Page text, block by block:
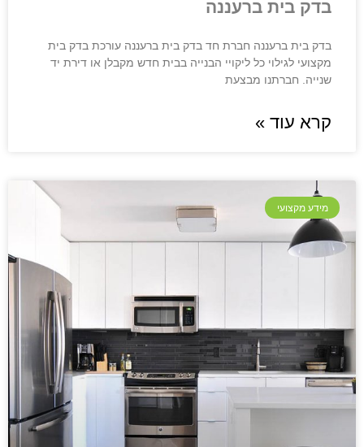
בדק בית ברעננה
בדק בית ברעננה חברת חד בדק בית ברעננה עורכת בדק בית
מקצועי לגילוי כל ליקויי הבנייה בבית חדש מקבלן או דירת יד
שנייה. חברתנו מבצעת
קרא עוד »
מידע מקצועי